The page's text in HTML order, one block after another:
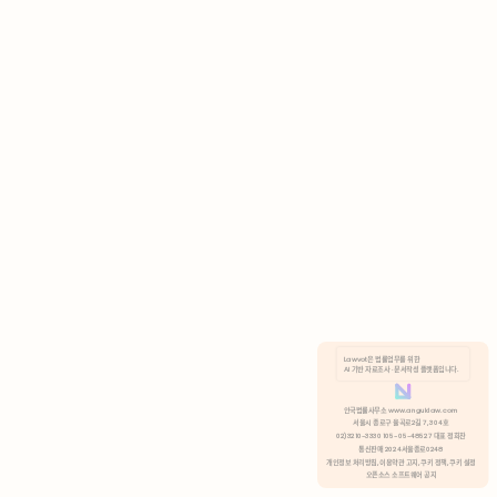
분석 쿠키 허용
Lawvot은 법률업무를 위한
AI 기반 자료조사 · 문서작성 플랫폼입니다.
안국법률사무소 www.anguklaw.com
서울시 종로구 율곡로2길 7, 304호
02)3210-3330 105-05-48527 대표 정희찬
통신판매 2024서울종로0248
개인정보 처리방침, 이용약관 고지, 쿠키 정책, 쿠키 설정
오픈소스 소프트웨어 공지